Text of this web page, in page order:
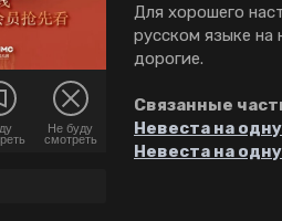
Для хорошего
русском языке на
дорогие.
Связанные
Невеста на
Невеста на
Не буду
смотреть